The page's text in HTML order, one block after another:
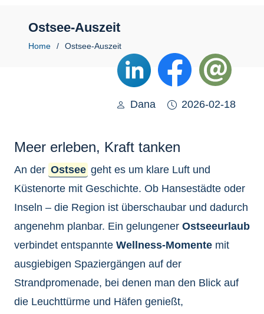
Ostsee-Auszeit
Home Ostsee-Auszeit
Dana 2026-02-18
Meer erleben, Kraft tanken
An der Ostsee geht es um klare Luft und
Küstenorte mit Geschichte. Ob Hansestädte oder
Inseln – die Region ist überschaubar und dadurch
angenehm planbar. Ein gelungener Ostseeurlaub
verbindet entspannte Wellness-Momente mit
ausgiebigen Spaziergängen auf der
Strandpromenade, bei denen man den Blick auf
die Leuchttürme und Häfen genießt,